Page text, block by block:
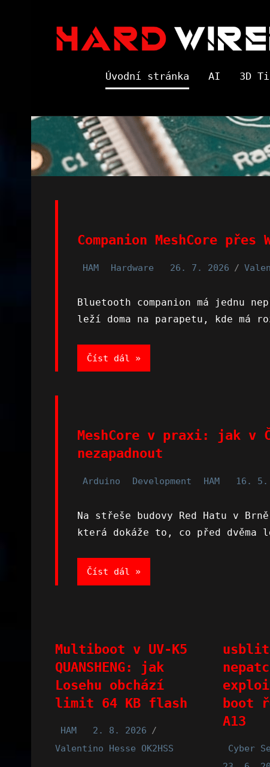
content
Úvodní stránka AI 3D
Companion MeshCore
HAM Hardware 26. 7. 2026
Bluetooth companion má jednu
leží doma na parapetu, kde má
Číst dál
MeshCore v praxi: jak v
nezapadnout
Arduino Development HAM 16. 5.
Na střeše budovy Red Hatu v
která dokáže to, co před dvěma
Číst dál
Multiboot v UV-K5
QUANSHENG: jak
Losehu obchází
limit 64 KB flash
HAM
2. 8. 2026
Valentino Hesse OK2HSS
boot
A13
Cyber